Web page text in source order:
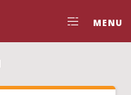
MENU